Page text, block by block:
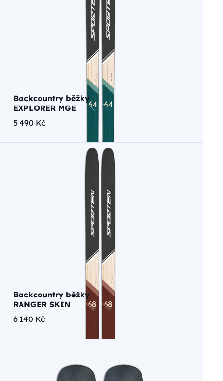
Backcountry běžky
EXPLORER MGE
5 490 Kč
Backcountry běžky
RANGER SKIN
6 140 Kč